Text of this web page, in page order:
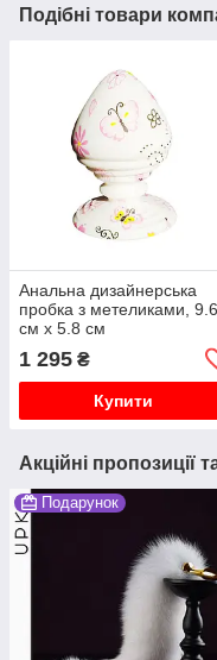
Подібні товари
Анальна дизайнерська
пробка з метеликами, 9.6
см х 5.8 см
1 295 ₴
Купити
Акційні пропозиції
Подарунок